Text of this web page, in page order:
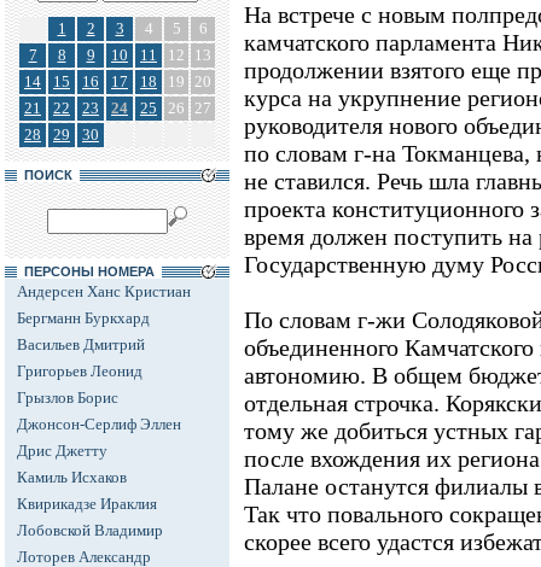
1 2 3 4 5
6
7
8 9 10 11 12
13
14
15 16 17 18 19 20
21
22 23 24 25 26 27
28
29 30
ПОИСК
ПЕРСОНЫ НОМЕРА
Андерсен Ханс Кристиан
Бергманн Буркхард
Васильев Дмитрий
Григорьев Леонид
Грызлов Борис
Джонсон-Серлиф Эллен
Дрис Джетту
Камиль Исхаков
Квирикадзе Ираклия
Лобовской Владимир
Лоторев Александр
На встрече с новым
камчатского парламента
продолжении взятого еще
курса на укрупнение
руководителя нового
по словам г-на Токманцева,
не ставился. Речь шла
проекта конституционного
время должен поступить на
Государственную думу
По словам г-жи
объединенного
автономию. В общем
отдельная строчка.
тому же добиться устных
после вхождения их
Палане останутся филиалы
Так что повального
скорее всего удастся